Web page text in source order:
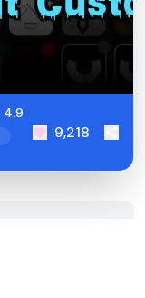
4.9
9,218